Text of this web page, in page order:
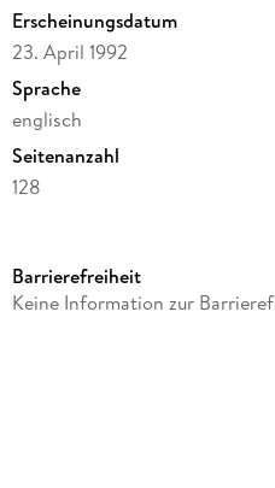
Erscheinungsdatum
23. April 1992
Sprache
englisch
Seitenanzahl
128
Illustrationen
Barrierefreiheit
Keine Information zur